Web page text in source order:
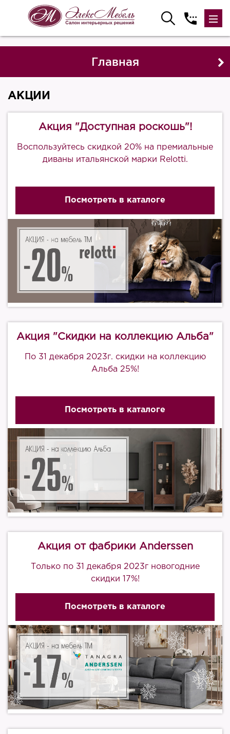
Главная
АКЦИИ
Акция "Доступная роскошь"!
Воспользуйтесь скидкой 20% на премиальные
диваны итальянской марки Relotti.
Посмотреть в каталоге
Акция "Скидки на коллекцию Альба"
По 31 декабря 2023г. скидки на коллекцию
Альба 25%!
Посмотреть в каталоге
Акция от фабрики Anderssen
Только по 31 декабря 2023г новогодние
скидки 17%!
Посмотреть в каталоге